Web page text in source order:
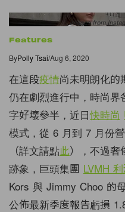
Images from
Features
ByPolly Tsai/Aug 6, 2020
在這段疫情尚未明朗化的
仍在劇烈進行中，時尚
字好壞參半，近日快時尚
模式，從 6 月到 7 月份
（詳文請點此），不過奢
跡象，巨頭集團 LVMH
Kors 與 Jimmy Choo 的
公佈最新季度報告虧損